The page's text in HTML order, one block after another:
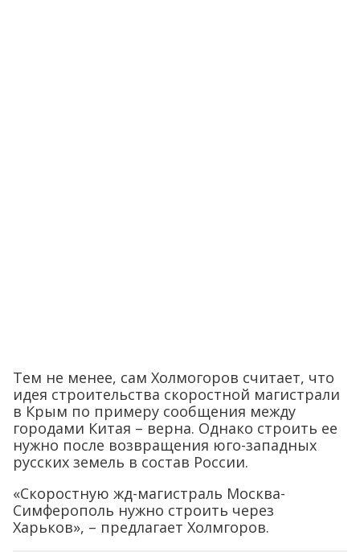
Тем не менее, сам Холмогоров считает, что
идея строительства скоростной магистрали
в Крым по примеру сообщения между
городами Китая – верна. Однако строить ее
нужно после возвращения юго-западных
русских земель в состав России.
«Скоростную жд-магистраль Москва-
Симферополь нужно строить через
Харьков», – предлагает Холмгоров.